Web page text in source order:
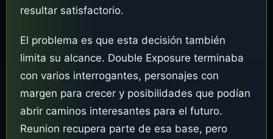
resultar satisfactorio.
El problema es que esta decisión también
limita su alcance. Double Exposure terminaba
con varios interrogantes, personajes con
margen para crecer y posibilidades que podían
abrir caminos interesantes para el futuro.
Reunion recupera parte de esa base, pero